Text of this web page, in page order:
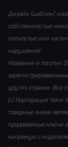
Дизайн (шаблон),
собственностью
полностью или
нарушения!
Название и логотип
других странах. Все
(с) Корпорация
товарные знаки
продаваемые ключи
напрямую с